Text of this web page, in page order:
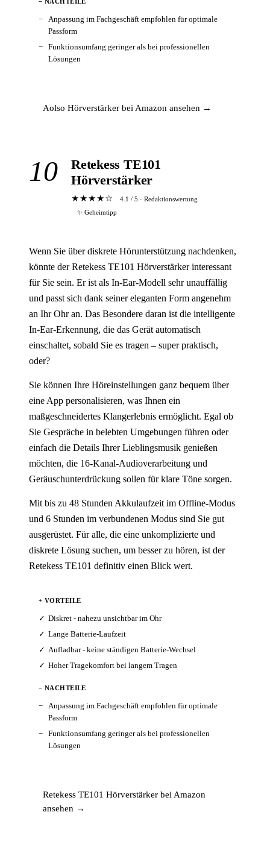
Anpassung im Fachgeschäft empfohlen für optimale
Passform
Funktionsumfang geringer als bei professionellen
Lösungen
Aolso Hörverstärker bei Amazon ansehen →
10
Retekess TE101
Hörverstärker
★★★★☆
4.1 / 5 · Redaktionswertung
✨ Geheimtipp
Wenn Sie über diskrete Hörunterstützung nachdenken,
könnte der Retekess TE101 Hörverstärker interessant
für Sie sein. Er ist als In-Ear-Modell sehr unauffällig
und passt sich dank seiner eleganten Form angenehm
an Ihr Ohr an. Das Besondere daran ist die intelligente
In-Ear-Erkennung, die das Gerät automatisch
einschaltet, sobald Sie es tragen – super praktisch,
oder?
Sie können Ihre Höreinstellungen ganz bequem über
eine App personalisieren, was Ihnen ein
maßgeschneidertes Klangerlebnis ermöglicht. Egal ob
Sie Gespräche in belebten Umgebungen führen oder
einfach die Details Ihrer Lieblingsmusik genießen
möchten, die 16-Kanal-Audioverarbeitung und
Geräuschunterdrückung sollen für klare Töne sorgen.
Mit bis zu 48 Stunden Akkulaufzeit im Offline-Modus
und 6 Stunden im verbundenen Modus sind Sie gut
ausgerüstet. Für alle, die eine unkomplizierte und
diskrete Lösung suchen, um besser zu hören, ist der
Retekess TE101 definitiv einen Blick wert.
+ VORTEILE
Diskret - nahezu unsichtbar im Ohr
Lange Batterie-Laufzeit
Aufladbar - keine ständigen Batterie-Wechsel
Hoher Tragekomfort bei langem Tragen
− NACHTEILE
Anpassung im Fachgeschäft empfohlen für optimale
Passform
Funktionsumfang geringer als bei professionellen
Lösungen
Retekess TE101 Hörverstärker bei Amazon
ansehen →